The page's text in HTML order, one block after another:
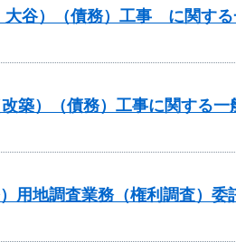
谷）（債務）工事 に関する
築）（債務）工事に関する一
用地調査業務（権利調査）委